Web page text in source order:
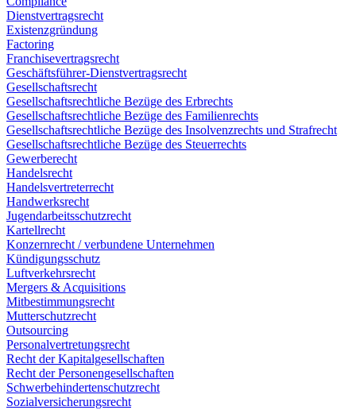
Dienstvertragsrecht
Existenzgründung
Factoring
Franchisevertragsrecht
Geschäftsführer-Dienstvertragsrecht
Gesellschaftsrecht
Gesellschaftsrechtliche Bezüge des Erbrechts
Gesellschaftsrechtliche Bezüge des Familienrechts
Gesellschaftsrechtliche Bezüge des Insolvenzrechts und Strafrecht
Gesellschaftsrechtliche Bezüge des Steuerrechts
Gewerberecht
Handelsrecht
Handelsvertreterrecht
Handwerksrecht
Jugendarbeitsschutzrecht
Kartellrecht
Konzernrecht / verbundene Unternehmen
Kündigungsschutz
Luftverkehrsrecht
Mergers & Acquisitions
Mitbestimmungsrecht
Mutterschutzrecht
Outsourcing
Personalvertretungsrecht
Recht der Kapitalgesellschaften
Recht der Personengesellschaften
Schwerbehindertenschutzrecht
Sozialversicherungsrecht